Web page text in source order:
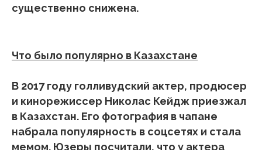
существенно снижена.
Что было популярно в Казахстане
В 2017 году голливудский актер, продюсер
и кинорежиссер Николас Кейдж приезжал
в Казахстан. Его фотография в чапане
набрала популярность в соцсетях и стала
мемом. Юзеры посчитали, что у актера